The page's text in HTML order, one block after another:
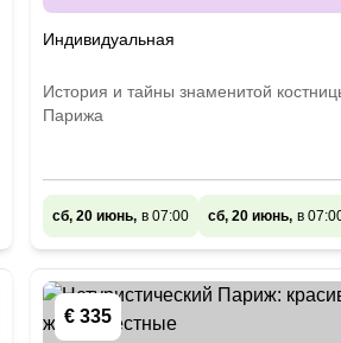
Индивидуальная
История и тайны знаменитой
Парижа
сб, 20 июнь, в 07:00 сб, 20 июнь, в
€ 335